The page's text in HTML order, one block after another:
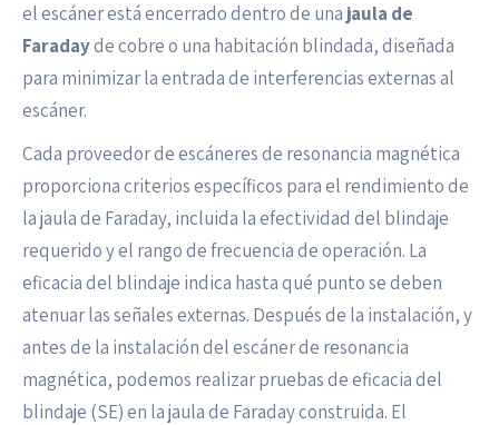
el escáner está encerrado dentro de una jaula de
Faradayde cobre o una habitación blindada, diseñada
para minimizar la entrada de interferencias externas al
escáner.
Cada proveedor de escáneres de resonancia magnética
proporciona criterios específicos para el rendimiento de
la jaula de Faraday, incluida la efectividad del blindaje
requerido y el rango de frecuencia de operación. La
eficacia del blindaje indica hasta qué punto se deben
atenuar las señales externas. Después de la instalación, y
antes de la instalación del escáner de resonancia
magnética, podemos realizar pruebas de eficacia del
blindaje (SE) en la jaula de Faraday construida. El